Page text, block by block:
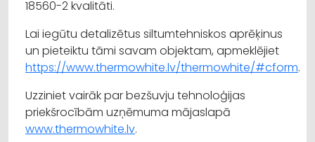
18560-2 kvalitāti.
Lai iegūtu detalizētus siltumtehniskos aprēķinus
un pieteiktu tāmi savam objektam, apmeklējiet
https://www.thermowhite.lv/thermowhite/#cform.
Uzziniet vairāk par bezšuvju tehnoloģijas
priekšrocībām uzņēmuma mājaslapā
www.thermowhite.lv.